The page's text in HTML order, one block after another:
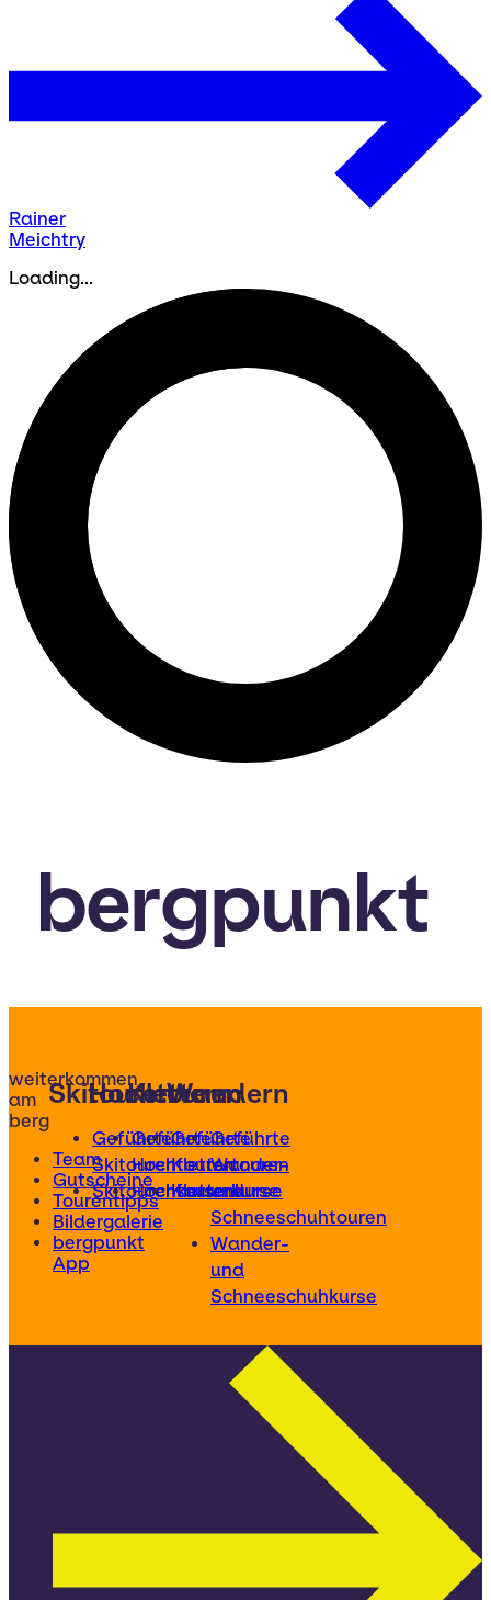
Rainer
Meichtry
Loading...
bergpunkt
weiterkommen
am
berg
Team
Gutscheine
Tourentipps
Bildergalerie
bergpunkt
App
Skitouren
Geführte
Skitouren
Skitourenkurse
Hochtouren
Geführte
Hochtouren
Hochtourenkurse
Klettern
Geführte
Klettertouren
Kletterkurse
Wandern
Geführte
Wander-
und
Schneeschuhtouren
Wander-
und
Schneeschuhkurse